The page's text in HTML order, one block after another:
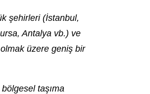
şehirleri (İstanbul,
Antalya vb.) ve
üzere geniş bir
taşıma